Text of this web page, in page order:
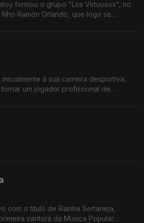
formou o grupo "Los Virtuosos", no
Ramón Orlando, que logo se
à sua carreira desportiva,
um jogador profissional de
com o título de Rainha Sertaneja,
cantora da Música Popular